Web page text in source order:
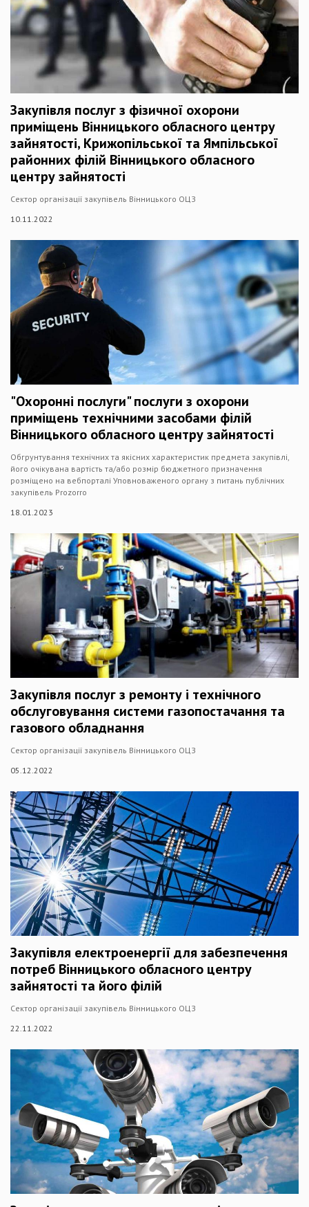
Закупівля послуг з фізичної охорони
приміщень Вінницького обласного центру
зайнятості, Крижопільської та Ямпільської
районних філій Вінницького обласного
центру зайнятості
Сектор організації закупівель Вінницького ОЦЗ
10.11.2022
"Охоронні послуги" послуги з охорони
приміщень технічними засобами філій
Вінницького обласного центру зайнятості
Обгрунтування технічних та якісних характеристик предмета закупівлі,
його очікувана вартість та/або розмір бюджетного призначення
розміщено на вебпорталі Уповноваженого органу з питань публічних
закупівель Prozorro
18.01.2023
Закупівля послуг з ремонту і технічного
обслуговування системи газопостачання та
газового обладнання
Сектор організації закупівель Вінницького ОЦЗ
05.12.2022
Закупівля електроенергії для забезпечення
потреб Вінницького обласного центру
зайнятості та його філій
Сектор організації закупівель Вінницького ОЦЗ
22.11.2022